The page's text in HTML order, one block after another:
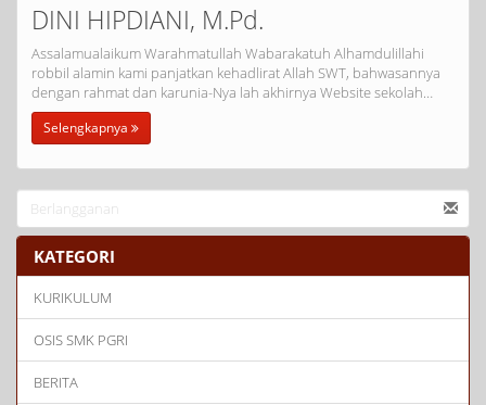
DINI HIPDIANI, M.Pd.
Assalamualaikum Warahmatullah Wabarakatuh Alhamdulillahi
robbil alamin kami panjatkan kehadlirat Allah SWT, bahwasannya
dengan rahmat dan karunia-Nya lah akhirnya Website sekolah…
Selengkapnya
KATEGORI
KURIKULUM
OSIS SMK PGRI
BERITA